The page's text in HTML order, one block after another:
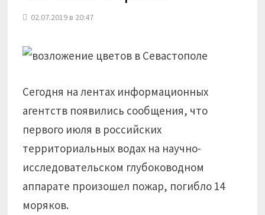
02.07.2019 в 20:47
Сегодня на лентах информационных
агентств появились сообщения, что
первого июля в российских
территориальных водах на научно-
исследовательском глубоководном
аппарате произошел пожар, погибло 14
моряков.